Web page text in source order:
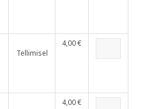
Tellimisel
4,00 €
4,00 €